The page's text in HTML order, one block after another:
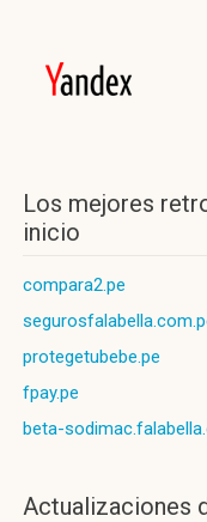
Los mejores
inicio
compara2.pe
protegetubebe.pe
fpay.pe
beta-
Actualizaciones